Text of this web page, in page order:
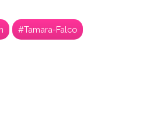
#Tamara-Falco